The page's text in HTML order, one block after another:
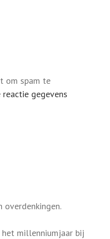
om spam te
reactie gegevens
overdenkingen.
millenniumjaar bij